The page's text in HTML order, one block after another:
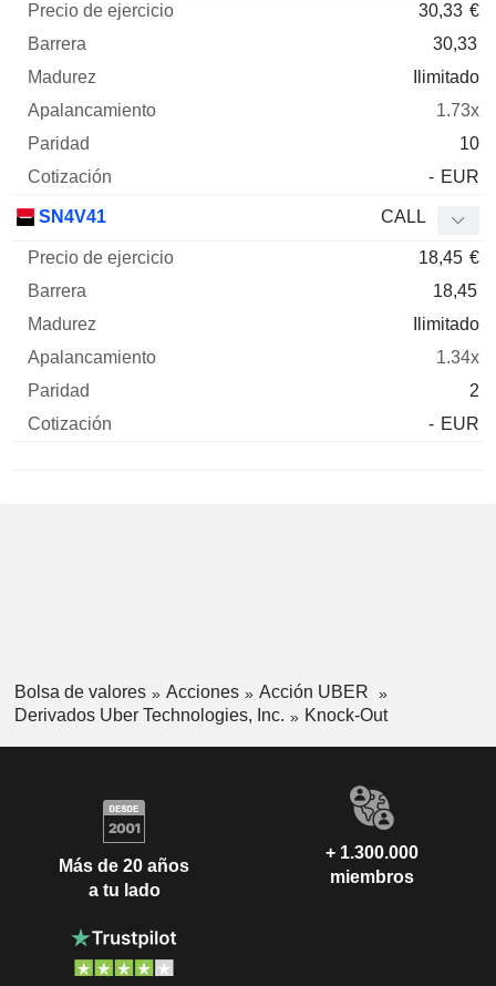
30,33 €
30,33
Ilimitado
1.73x
10
- EUR
SN4V41 CALL
18,45 €
18,45
Ilimitado
1.34x
2
- EUR
Bolsa de valores Acciones
Acción UBER
Derivados Uber Technologies, Inc.
Knock-Out
Más de 20 años
a tu lado
+ 1.300.000
miembros